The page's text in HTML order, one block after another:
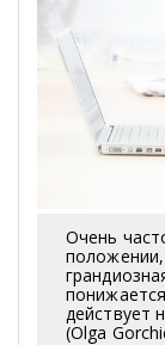
Очень
положении,
действует
(Olga